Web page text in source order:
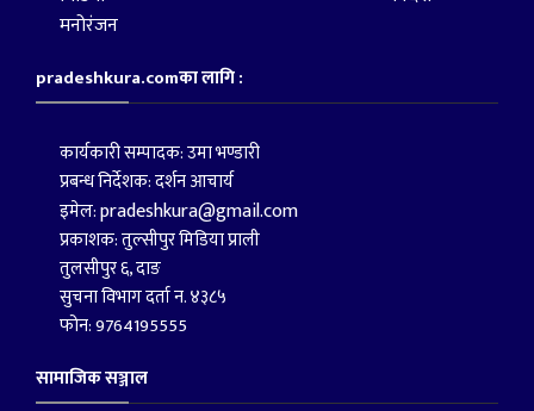
मनोरंजन
pradeshkura.comका लागि :
कार्यकारी सम्पादक: उमा भण्डारी
प्रबन्ध निर्देशक: दर्शन आचार्य
इमेल:pradeshkura@gmail.com
प्रकाशक: तुल्सीपुर मिडिया प्राली
तुलसीपुर ६, दाङ
सुचना विभाग दर्ता न. ४३८५
फोन: 9764195555
सामाजिक सञ्जाल